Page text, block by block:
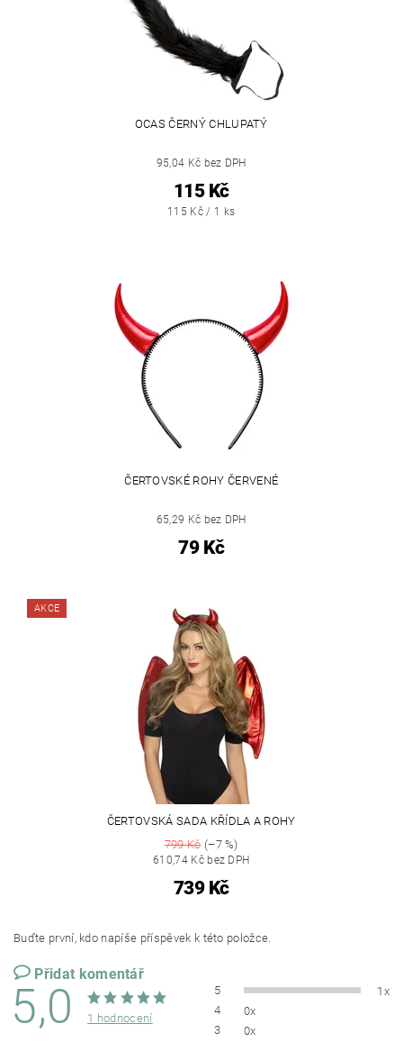
OCAS ČERNÝ CHLUPATÝ
95,04 Kč bez DPH
115 Kč
115 Kč / 1 ks
ČERTOVSKÉ ROHY ČERVENÉ
65,29 Kč bez DPH
79 Kč
AKCE
ČERTOVSKÁ SADA KŘÍDLA A ROHY
799 Kč(–7 %)
610,74 Kč bez DPH
739 Kč
Buďte první, kdo napíše příspěvek k této položce.
Přidat komentář
5,0 1 hodnocení
5
1x
4
0x
3
0x